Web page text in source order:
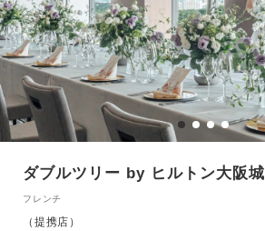
ダブルツリー by ヒルトン大阪城
フレンチ
（提携店）